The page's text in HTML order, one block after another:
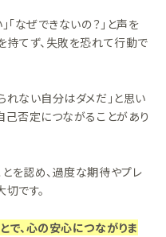
「なぜできないの？」と声を
持てず、失敗を恐れて行動で
れない自分はダメだ」と思い
己否定につながることがあり
を認め、過度な期待やプレ
です。
で、心の安心につながりま